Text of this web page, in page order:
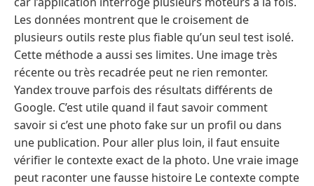
Les données montrent que le croisement de
plusieurs outils reste plus fiable qu’un seul test isolé.
Cette méthode a aussi ses limites. Une image très
récente ou très recadrée peut ne rien remonter.
Yandex trouve parfois des résultats différents de
Google. C’est utile quand il faut savoir comment
savoir si c’est une photo fake sur un profil ou dans
une publication. Pour aller plus loin, il faut ensuite
vérifier le contexte exact de la photo. Une vraie image
peut raconter une fausse histoire Le contexte compte